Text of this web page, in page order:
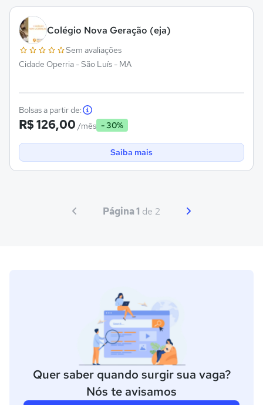
Colégio Nova Geração (eja)
Sem avaliações
Cidade Operria - São Luís - MA
Bolsas a partir de:
R$ 126,00 /mês - 30%
Saiba mais
Página 1 de 2
Quer saber quando surgir sua vaga?
Nós te avisamos